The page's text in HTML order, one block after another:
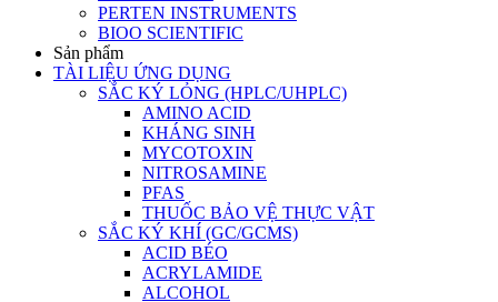
PERTEN INSTRUMENTS
BIOO SCIENTIFIC
Sản phẩm
TÀI LIỆU ỨNG DỤNG
SẮC KÝ LỎNG (HPLC/UHPLC)
AMINO ACID
KHÁNG SINH
MYCOTOXIN
NITROSAMINE
PFAS
THUỐC BẢO VỆ THỰC VẬT
SẮC KÝ KHÍ (GC/GCMS)
ACID BÉO
ACRYLAMIDE
ALCOHOL